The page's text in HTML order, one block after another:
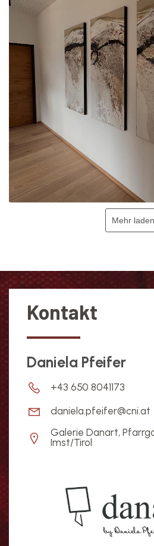
Mehr laden
Kontakt
Daniela Pfeifer
+43 650 8041173
daniela.pfeifer@cni.at
Galerie Danart,
Imst/Tirol